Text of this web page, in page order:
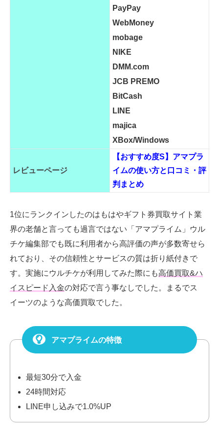
PayPay
WebMoney
mobage
NIKE
DMM.com
JCB PREMO
BitCash
LINE
majica
XBox/Windows
レビューページ
【おすすめ度S】アマプラ
イムの使い方と口コミ・評
判まとめ
1位にランクインしたのはもはやギフト券買取サイト業
界の老舗と言っても過言ではない「アマプライム」ウル
チケ編集部でも既に利用者から高評価の声が多数寄せら
れており、その信頼性とサービスの質は折り紙付きで
す。実施にウルチケが利用してみた際にも高価買取&ハ
イスピード入金の対応で言う事なしでした。まるでス
イーツのような高価買取でした。
アマプライムの特徴
最短30分で入金
24時間対応
LINE申し込みで1.0%UP